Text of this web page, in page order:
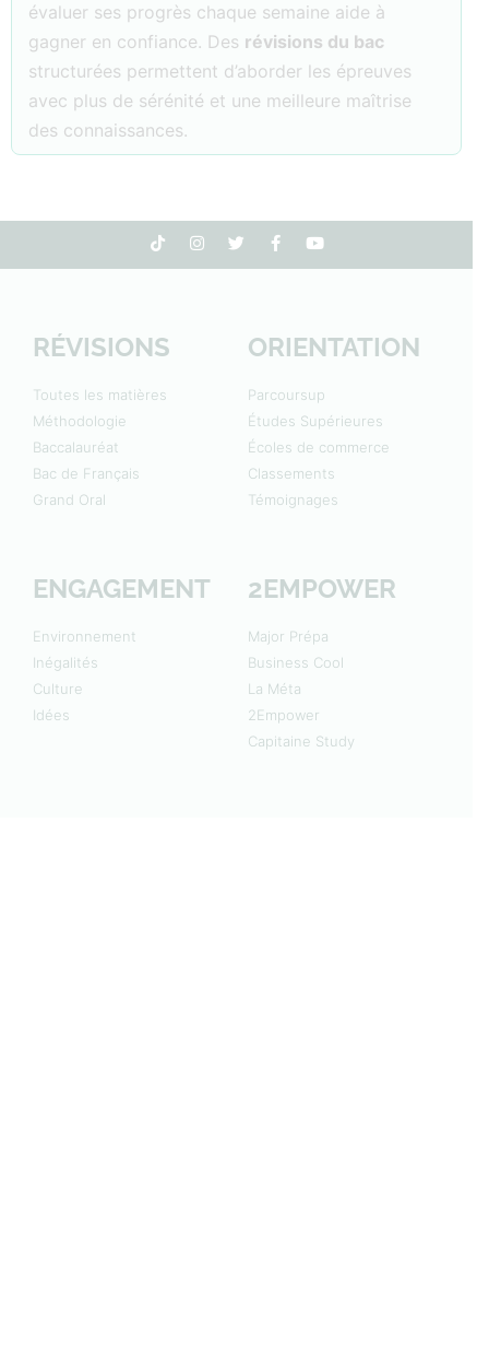
évaluer ses progrès chaque semaine aide à
gagner en confiance. Des révisions du bac
structurées permettent d’aborder les épreuves
avec plus de sérénité et une meilleure maîtrise
des connaissances.
RÉVISIONS
Toutes les matières
Méthodologie
Baccalauréat
Bac de Français
Grand Oral
ORIENTATION
Parcoursup
Études Supérieures
Écoles de commerce
Classements
Témoignages
ENGAGEMENT
Environnement
Inégalités
Culture
Idées
2EMPOWER
Major Prépa
Business Cool
La Méta
2Empower
Capitaine Study